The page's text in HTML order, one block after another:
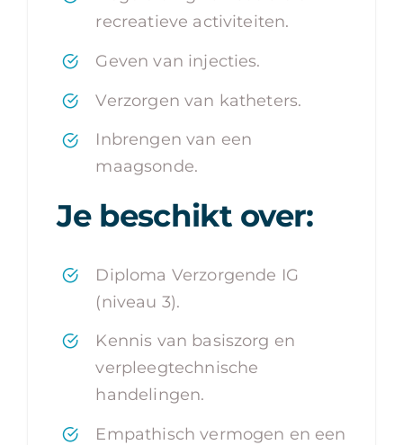
recreatieve activiteiten.
Geven van injecties.
Verzorgen van katheters.
Inbrengen van een
maagsonde.
Je beschikt over:
Diploma Verzorgende IG
(niveau 3).
Kennis van basiszorg en
verpleegtechnische
handelingen.
Empathisch vermogen en een